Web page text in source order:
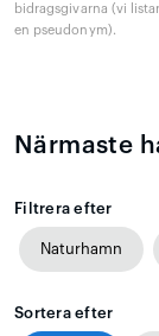
bidragsgivarna (vi
en pseudonym).
Närmaste
Filtrera efter
Naturhamn
Sortera efter